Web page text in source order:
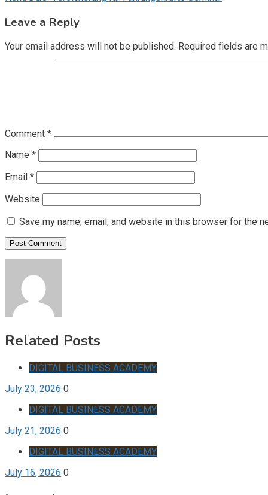
navigation
Leave a Reply
Your email address will not be published. Required fields are
Comment *
Name *
Email *
Website
Save my name, email, and website in this browser for the
Related Posts
DIGITAL BUSINESS ACADEMY
July 23, 2026 0
DIGITAL BUSINESS ACADEMY
July 21, 2026 0
DIGITAL BUSINESS ACADEMY
July 16, 2026 0